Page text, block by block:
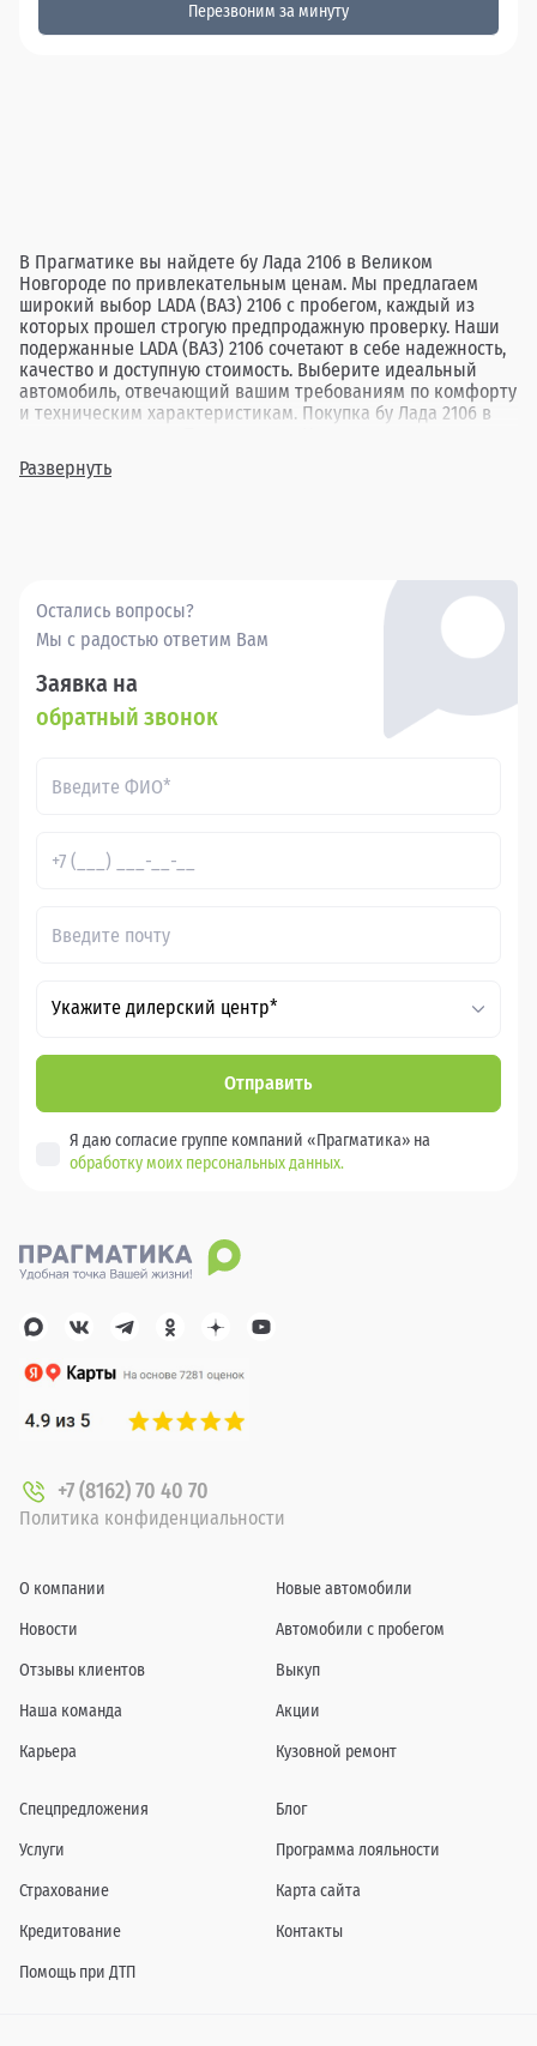
Перезвоним за минуту
В Прагматике вы найдете бу Лада 2106 в Великом
Новгороде по привлекательным ценам. Мы предлагаем
широкий выбор LADA (ВАЗ) 2106 с пробегом, каждый из
которых прошел строгую предпродажную проверку. Наши
подержанные LADA (ВАЗ) 2106 сочетают в себе надежность,
качество и доступную стоимость. Выберите идеальный
автомобиль, отвечающий вашим требованиям по комфорту
и техническим характеристикам. Покупка бу Лада 2106 в
вам прозрачную сделку и удовлетворение от выбора.
Развернуть
Остались вопросы?
Мы с радостью ответим Вам
Заявка на
обратный звонок
Укажите дилерский центр*
Отправить
Я даю согласие группе компаний «Прагматика» на
обработку моих персональных данных.
+7 (8162) 70 40 70
Политика конфиденциальности
О компании
Новости
Отзывы клиентов
Наша команда
Карьера
Новые автомобили
Автомобили с пробегом
Выкуп
Акции
Кузовной ремонт
Спецпредложения
Услуги
Страхование
Кредитование
Помощь при ДТП
Блог
Программа лояльности
Карта сайта
Контакты